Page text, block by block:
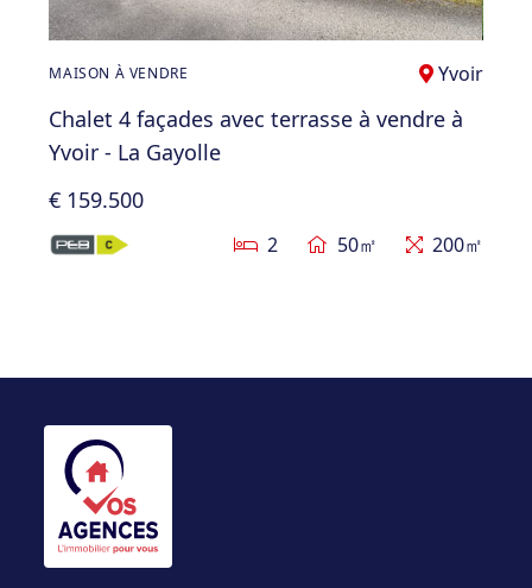
MAISON À VENDRE Yvoir
Chalet 4 façades avec terrasse à vendre à
Yvoir - La Gayolle
€ 159.500
2 50㎡ 200㎡